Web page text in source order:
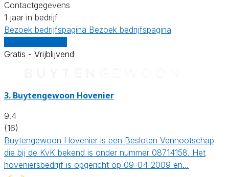
Contactgegevens
1 jaar in bedrijf
Bezoek bedrijfspagina Bezoek bedrijfspagina
Gratis - Vrijblijvend
3. Buytengewoon Hovenier
9.4
(16)
Buytengewoon Hovenier is een Besloten Vennootschap
die bij de KvK bekend is onder nummer 08714158. Het
hoveniersbedrijf is opgericht op 09-04-2009 en…